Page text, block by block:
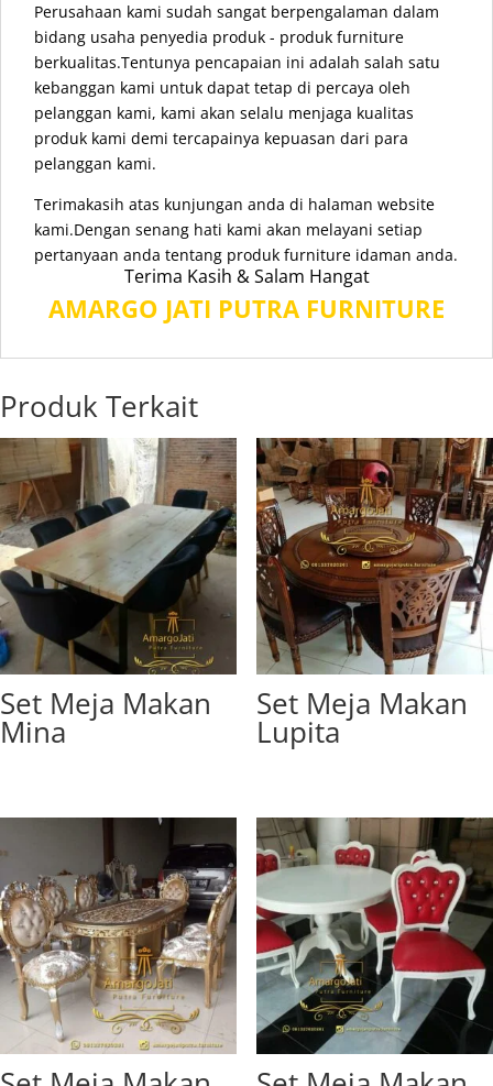
Perusahaan kami sudah sangat berpengalaman dalam
bidang usaha penyedia produk - produk furniture
berkualitas.Tentunya pencapaian ini adalah salah satu
kebanggan kami untuk dapat tetap di percaya oleh
pelanggan kami, kami akan selalu menjaga kualitas
produk kami demi tercapainya kepuasan dari para
pelanggan kami.
Terimakasih atas kunjungan anda di halaman website
kami.Dengan senang hati kami akan melayani setiap
pertanyaan anda tentang produk furniture idaman anda.
Terima Kasih & Salam Hangat
AMARGO JATI PUTRA FURNITURE
Produk Terkait
Set Meja Makan
Mina
Set Meja Makan
Lupita